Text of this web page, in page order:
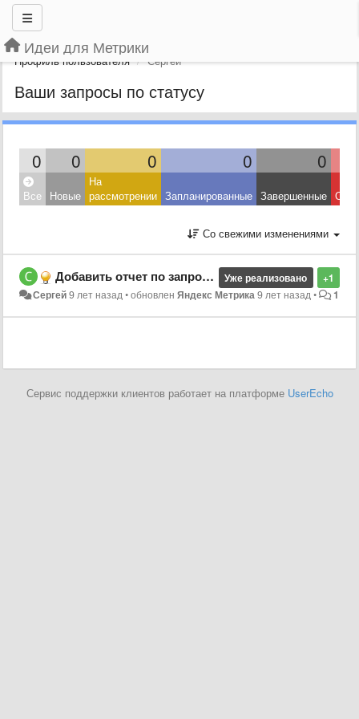
Идеи для Метрики
Профиль пользователя Сергей
Ваши запросы по статусу
0 0 0 0 0
Все Новые
На
рассмотрении Запланированные Завершенные
Со свежими изменениями
+1
Уже реализовано
Добавить отчет по запросам с какого региона россии попадали на сайт возможно ?
Сергей9 лет назад•обновленЯндекс Метрика9 лет назад• 1
Сервис поддержки клиентов работает на платформе UserEcho